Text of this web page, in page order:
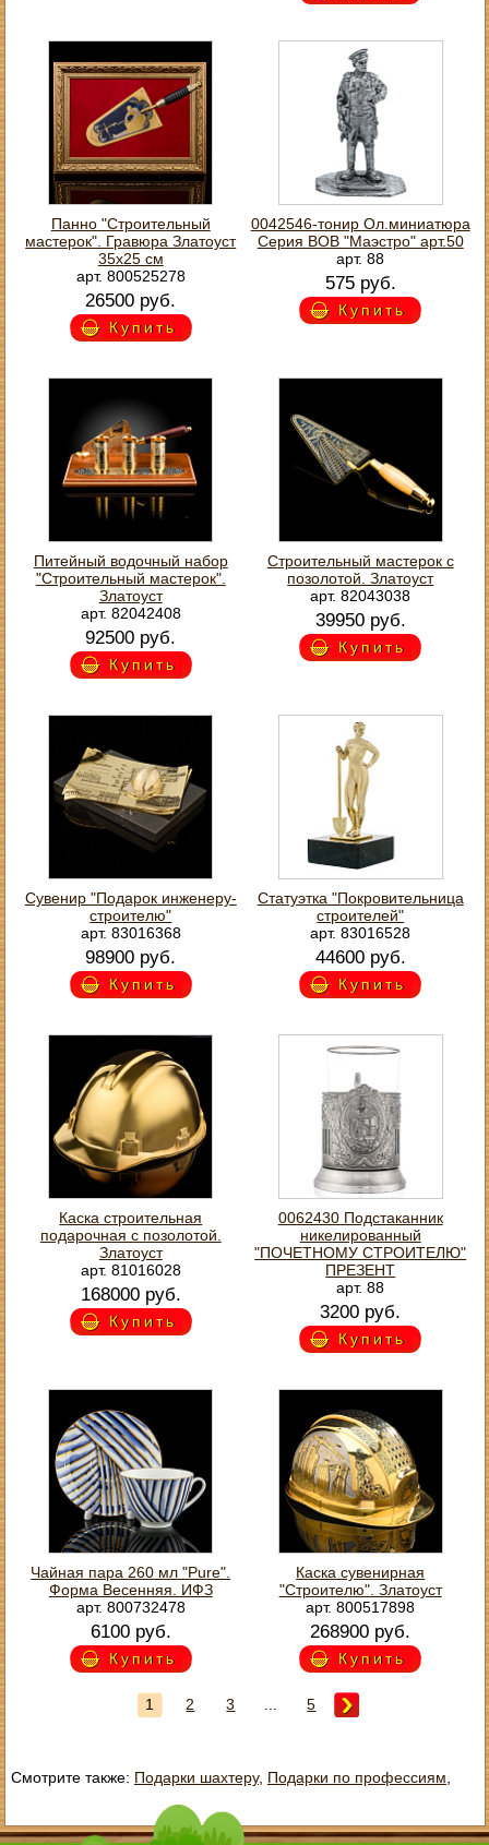
Панно "Строительный
мастерок". Гравюра Златоуст
35х25 см
арт. 800525278
26500 руб.
Купить
0042546-тонир Ол.миниатюра
Серия ВОВ "Маэстро" арт.50
арт. 88
575 руб.
Купить
Питейный водочный набор
"Строительный мастерок".
Златоуст
арт. 82042408
92500 руб.
Купить
Строительный мастерок с
позолотой. Златоуст
арт. 82043038
39950 руб.
Купить
Сувенир "Подарок инженеру-
строителю"
арт. 83016368
98900 руб.
Купить
Статуэтка "Покровительница
строителей"
арт. 83016528
44600 руб.
Купить
Каска строительная
подарочная с позолотой.
Златоуст
арт. 81016028
168000 руб.
Купить
0062430 Подстаканник
никелированный
"ПОЧЕТНОМУ СТРОИТЕЛЮ"
ПРЕЗЕНТ
арт. 88
3200 руб.
Купить
Чайная пара 260 мл "Pure".
Форма Весенняя. ИФЗ
арт. 800732478
6100 руб.
Купить
Каска сувенирная
"Строителю". Златоуст
арт. 800517898
268900 руб.
Купить
1 2 3 5
Смотрите также: Подарки шахтеру, Подарки по профессиям